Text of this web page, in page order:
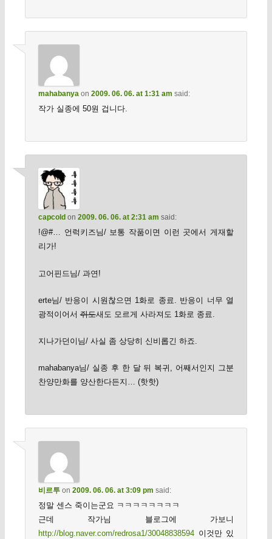
mahabanyaon 2009. 06. 06. at 1:31 am said:
작가 실종에 50원 겁니다.
capcold on 2009. 06. 06. at 2:31 am said:
!@#… 언럭키즈님/ 보통 작품이면 이런 곳에서 게재할
리가!
고어핀드님/ 과연!
erte님/ 반응이 시원찮으면 1화로 종료. 반응이 너무 열
광적이어서쥐도새도 모르게 사라져도 1화로 종료.
지나가던이님/ 사실 좀 상당히 신비롭긴 하죠.
mahabanya님/ 실종 후 한 달 뒤 복귀, 어째서인지 그분
찬양만화를 양산한다든지… (핫핫)
비르투on 2009. 06. 06. at 3:09 pm said:
정말 센스 죽이는군요 ㅋㅋㅋㅋㅋㅋㅋㅋ
근데 작가님 블로그에 가보니
http://blog.naver.com/redrosa1/30048838594이것만 있